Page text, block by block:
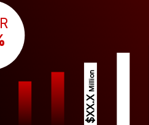
$XX.X
Million